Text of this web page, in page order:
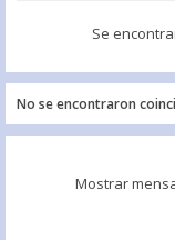
Se
No se encontraron
Mostrar